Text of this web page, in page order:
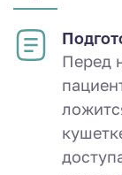
Перед